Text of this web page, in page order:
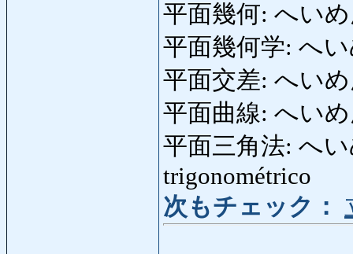
平面幾何: へい
平面幾何学: へ
平面交差: へい
平面曲線: へい
平面三角法: へ
trigonométrico
次もチェック：